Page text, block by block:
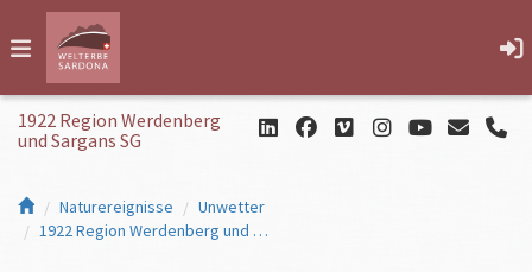
1922 Region Werdenberg
und Sargans SG
Naturereignisse
Unwetter
1922 Region Werdenberg und Sargans SG